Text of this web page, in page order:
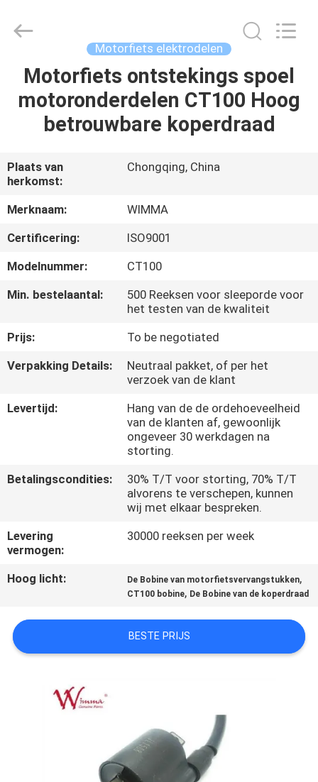
THUIS
PRODUCTEN
VIDEO'S
OVER
ONS
KWALITEITSCONTROLE
NIEUWS
VRAAG
PRIVACYBELEID
Spare
Parts
Reserved.
Motorfiets elektrodelen
Motorfiets ontstekings spoel
motoronderdelen CT100 Hoog
betrouwbare koperdraad
Plaats van
herkomst:
Chongqing, China
Merknaam:
WIMMA
Certificering:
ISO9001
Modelnummer:
CT100
Min. bestelaantal:
500 Reeksen voor sleeporde voor
het testen van de kwaliteit
Prijs:
To be negotiated
Verpakking Details:
Neutraal pakket, of per het
verzoek van de klant
Levertijd:
Hang van de de ordehoeveelheid
van de klanten af, gewoonlijk
ongeveer 30 werkdagen na
storting.
Betalingscondities:
30% T/T voor storting, 70% T/T
alvorens te verschepen, kunnen
wij met elkaar bespreken.
Levering
vermogen:
30000 reeksen per week
Hoog licht: De Bobine van motorfietsvervangstukken,
CT100 bobine, De Bobine van de koperdraad
BESTE PRIJS